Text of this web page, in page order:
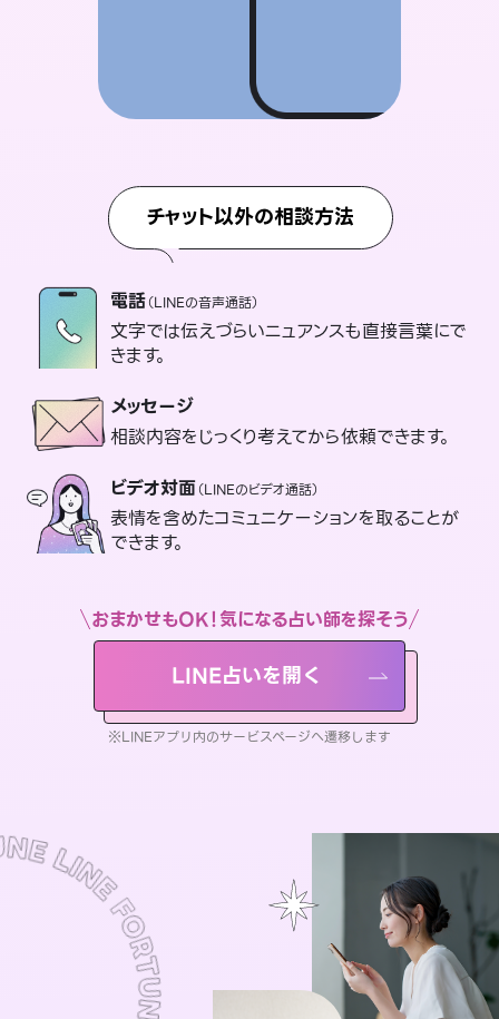
チャット以外の相談方法
電話（LINEの音声通話）
文字では伝えづらいニュアンスも直接言葉にで
きます。
メッセージ
相談内容をじっくり考えてから依頼できます。
ビデオ対面（LINEのビデオ通話）
表情を含めたコミュニケーションを取ることが
できます。
おまかせもOK！気になる占い師を探そう
LINE占いを開く
※LINEアプリ内のサービスページへ遷移します